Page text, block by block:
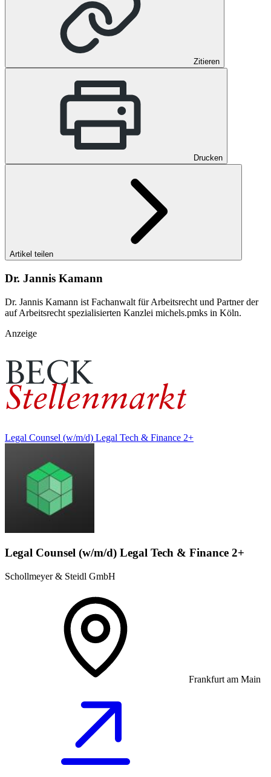
Zitieren
Drucken
Artikel teilen
Dr. Jannis Kamann
Dr. Jannis Kamann ist Fachanwalt für Arbeitsrecht und Partner der
auf Arbeitsrecht spezialisierten Kanzlei michels.pmks in Köln.
Anzeige
Legal Counsel (w/m/d) Legal Tech & Finance 2+
Legal Counsel (w/m/d) Legal Tech & Finance 2+
Schollmeyer & Steidl GmbH
Frankfurt am Main